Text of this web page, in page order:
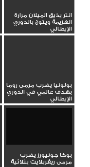
انتر يذيق الميلان مرارة
الهزيمة ويتوج بالدوري
الإيطالي
بولونيا يضرب مرمى روما
بهدف عالمي في الدوري
الإيطالي
بوكا جونيورز يضرب
مرمى ريفربلايت بثلاثية